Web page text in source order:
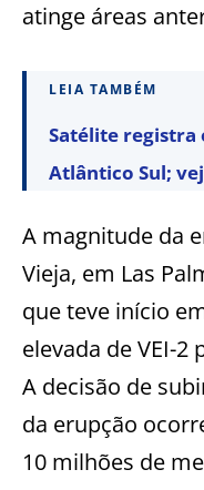
atinge áreas
LEIA TAMBÉM
Satélite registra
Atlântico Sul;
A magnitude da
Vieja, em Las
que teve início
elevada de VEI-2
A decisão de
da erupção
10 milhões de